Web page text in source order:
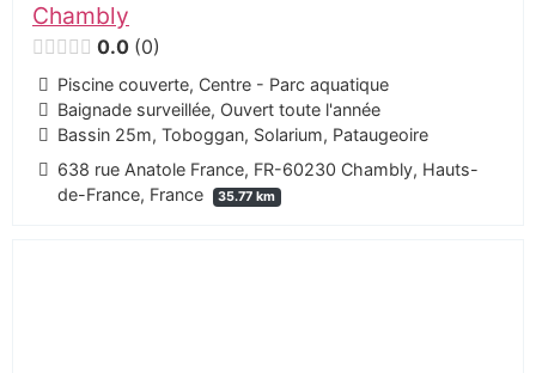
Chambly
0.0 0
Piscine couverte, Centre - Parc aquatique
Baignade surveillée, Ouvert toute l'année
Bassin 25m, Toboggan, Solarium, Pataugeoire
638 rue Anatole France, FR-60230 Chambly, Hauts-
de-France, France
35.77 km